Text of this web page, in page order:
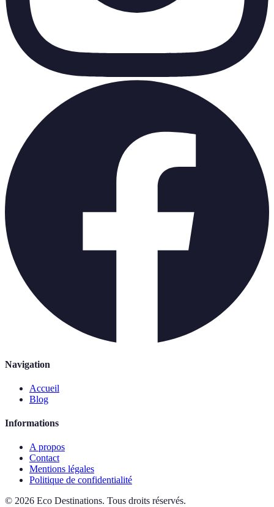
Navigation
Accueil
Blog
Informations
A propos
Contact
Mentions légales
Politique de confidentialité
© 2026 Eco Destinations. Tous droits réservés.